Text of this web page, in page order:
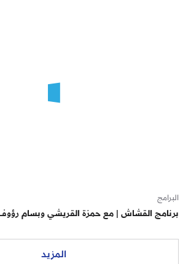
البرامج
برنامج القشاش | مع حمزة القريشي وبسام
المزيد